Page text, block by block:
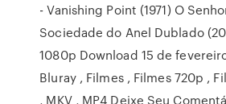
- Vanishing Point (1971) O
Sociedade do Anel Dublado
1080p Download 15 de
Bluray , Filmes , Filmes 720p ,
, MKV , MP4 Deixe Seu